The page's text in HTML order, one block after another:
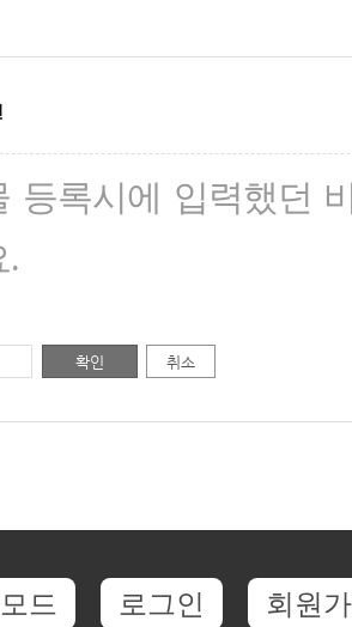
등록시에 입력했던
.
드 로그인 회원